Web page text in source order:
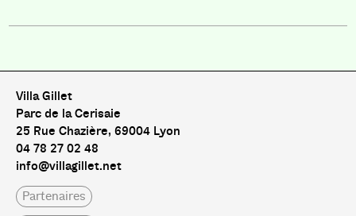
Villa Gillet
Parc de la Cerisaie
25 Rue Chazière, 69004 Lyon
04 78 27 02 48
info@villagillet.net
Partenaires